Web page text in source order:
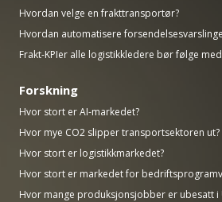
Hvordan velge en frakttransportør?
Hvordan automatisere
Frakt-KPIer alle logistikkledere bør følge
Forskning
Hvor stort er AI-markedet?
Hvor mye CO2 slipper transportsektoren ut?
Hvor stort er logistikkmarkedet?
Hvor stort er markedet for
Hvor mange produksjonsjobber er ubesatt i